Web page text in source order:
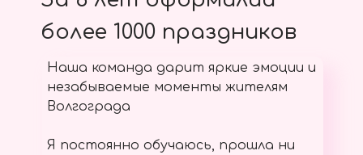
более 1000 праздников
Наша команда дарит яркие эмоции и
незабываемые моменты жителям
Волгограда
Я постоянно обучаюсь, прошла ни